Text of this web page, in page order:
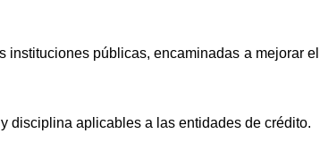
públicas, encaminadas a mejorar el
aplicables a las entidades de crédito.